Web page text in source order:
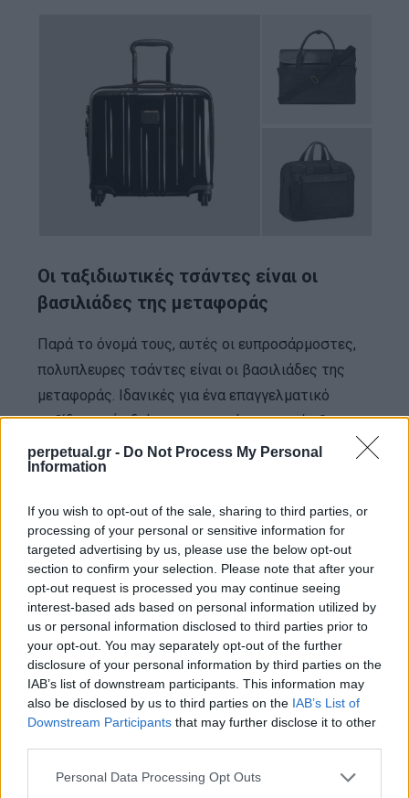
perpetual.gr - Do Not Process My Personal
Information
If you wish to opt-out of the sale, sharing to third parties, or
processing of your personal or sensitive information for
targeted advertising by us, please use the below opt-out
section to confirm your selection. Please note that after your
opt-out request is processed you may continue seeing
interest-based ads based on personal information utilized by
us or personal information disclosed to third parties prior to
your opt-out. You may separately opt-out of the further
disclosure of your personal information by third parties on the
IAB’s list of downstream participants. This information may
also be disclosed by us to third parties on the IAB’s List of
Downstream Participants that may further disclose it to other
Personal Data Processing Opt Outs
Οι ταξιδιωτικές τσάντες είναι οι
βασιλιάδες της μεταφοράς
Παρά το όνομά τους, αυτές οι ευπροσάρμοστες,
πολυπλευρες τσάντες είναι οι βασιλιάδες της
μεταφοράς. Ιδανικές για ένα επαγγελματικό
ταξίδι μικρής διάρκειασ, ο τσάντες αυτές θα
χωρέσουν εύκολα όλα όσα χρειάζεστε για ένα
σαββατοκύριακο μακριά, ή για μερικές εργάσιμες
αίθουσες συνεδριάσεων.
Η Eastpak είναι ο αρχηγός στη λειτουργική
κατηγορία σε μαύρο denim, διαθέτει ρόδες και
φερμουάρ για ασφαλή ταξίδια. Η Smythson
κερδίζει στο θέμα στυλ με την Burlington Striped
Full-Grain holdall – που δημιουργήθηκε για να
γεράσει με στυλ. Αν ψάχνετε για κάτι μικρότερο, η
1926 Heritage Duffle της Montblanc προσφέρει